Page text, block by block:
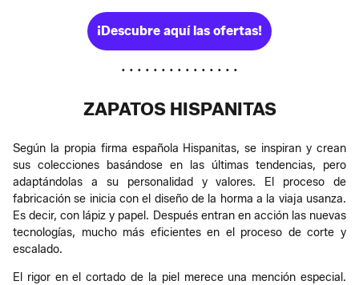
¡Descubre aquí las ofertas!
• • • • • • • • • • • • • • •
ZAPATOS HISPANITAS
Según la propia firma española Hispanitas, se inspiran y crean
sus colecciones basándose en las últimas tendencias, pero
adaptándolas a su personalidad y valores. El proceso de
fabricación se inicia con el diseño de la horma a la viaja usanza.
Es decir, con lápiz y papel. Después entran en acción las nuevas
tecnologías, mucho más eficientes en el proceso de corte y
escalado.
El rigor en el cortado de la piel merece una mención especial.